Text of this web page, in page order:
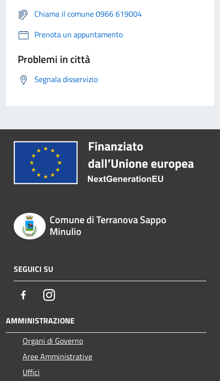
Chiama il comune 0966 619004
Prenota un appuntamento
Problemi in città
Segnala disservizio
Comune di Terranova Sappo
Minulio
SEGUICI SU
FacebookInstagram
AMMINISTRAZIONE
Organi di Governo
Aree Amministrative
Uffici